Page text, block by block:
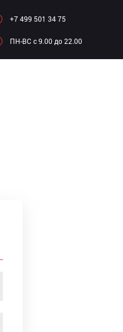
+7 499 501 34 75
ПН-ВC c 9.00 до 22.00